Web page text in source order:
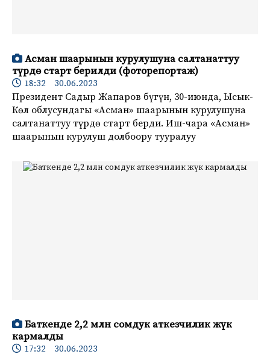
Асман шаарынын курулушуна салтанаттуу
түрдө старт берилди (фоторепортаж)
18:32 30.06.2023
Президент Садыр Жапаров бүгүн, 30-июнда, Ысык-
Көл облусундагы «Асман» шаарынын курулушуна
салтанаттуу түрдө старт берди. Иш-чара «Асман»
шаарынын курулуш долбоору тууралуу
Баткенде 2,2 млн сомдук аткезчилик жүк
кармалды
17:32 30.06.2023